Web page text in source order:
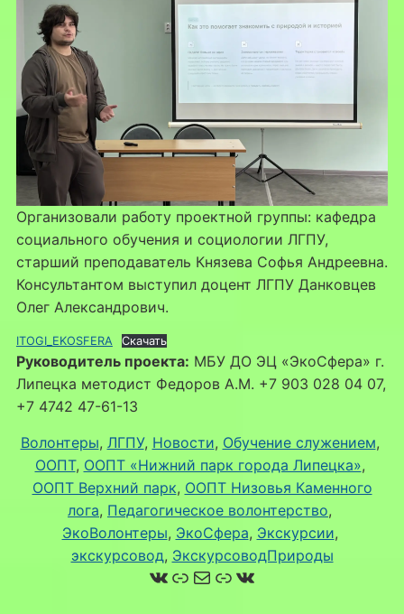
Организовали работу проектной группы: кафедра
социального обучения и социологии ЛГПУ,
старший преподаватель Князева Софья Андреевна.
Консультантом выступил доцент ЛГПУ Данковцев
Олег Александрович.
ITOGI_EKOSFERA Скачать
Руководитель проекта: МБУ ДО ЭЦ «ЭкоСфера» г.
Липецка методист Федоров А.М. +7 903 028 04 07,
+7 4742 47-61-13
Волонтеры, ЛГПУ, Новости, Обучение служением
ООПТ, ООПТ «Нижний парк города Липецка»
ООПТ Верхний парк, ООПТ Низовья Каменного
лога, Педагогическое волонтерство
ЭкоВолонтеры, ЭкоСфера, Экскурсии
экскурсовод, ЭкскурсоводПрироды
ВКонтакте
Ссылка
Почта
Ссылка
ВКонтакте